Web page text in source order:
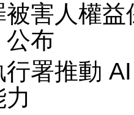
被害人權
公布
行署推動